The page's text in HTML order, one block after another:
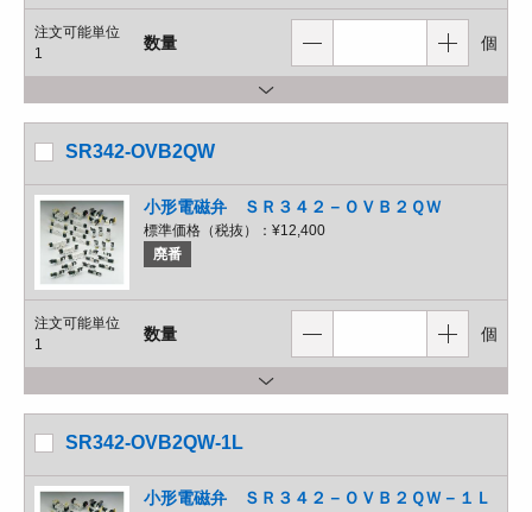
注文可能単位
1
数量 個
SR342-OVB2QW
小形電磁弁 ＳＲ３４２－ＯＶＢ２ＱＷ
標準価格（税抜）： ¥12,400
廃番
注文可能単位
1
数量 個
SR342-OVB2QW-1L
小形電磁弁 ＳＲ３４２－ＯＶＢ２ＱＷ－１Ｌ